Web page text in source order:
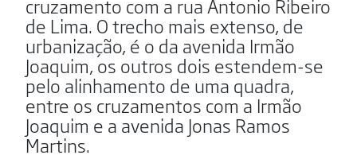
cruzamento com a rua Antonio Ribeiro
de Lima. O trecho mais extenso, de
urbanização, é o da avenida Irmão
Joaquim, os outros dois estendem-se
pelo alinhamento de uma quadra,
entre os cruzamentos com a Irmão
Joaquim e a avenida Jonas Ramos
Martins.